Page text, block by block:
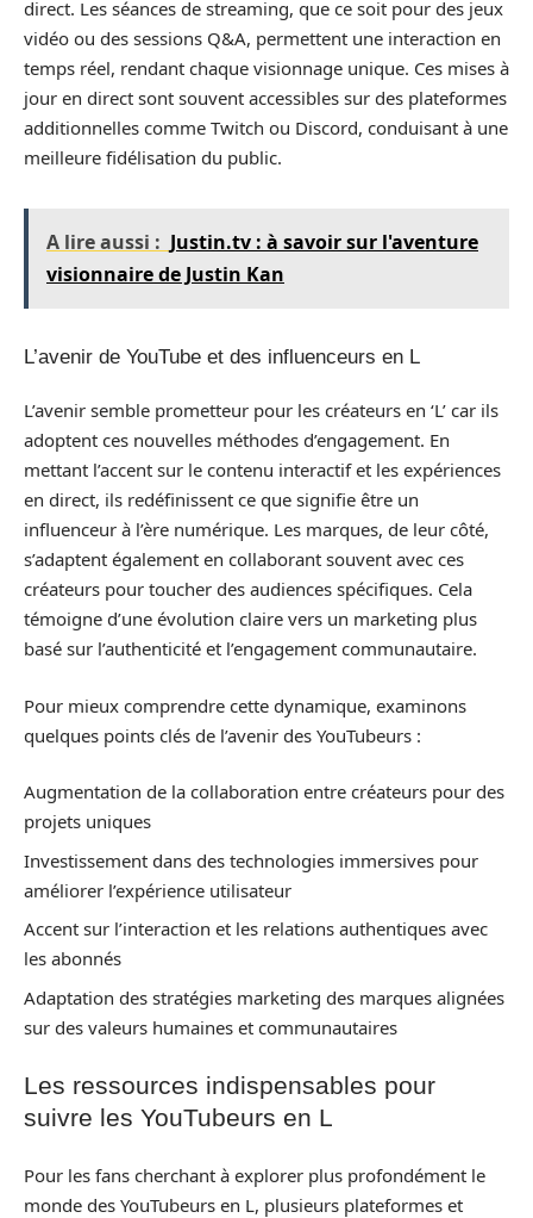
direct. Les séances de streaming, que ce soit pour des jeux
vidéo ou des sessions Q&A, permettent une interaction en
temps réel, rendant chaque visionnage unique. Ces mises à
jour en direct sont souvent accessibles sur des plateformes
additionnelles comme Twitch ou Discord, conduisant à une
meilleure fidélisation du public.
A lire aussi : Justin.tv : à savoir sur l'aventure
visionnaire de Justin Kan
L’avenir de YouTube et des influenceurs en L
L’avenir semble prometteur pour les créateurs en ‘L’ car ils
adoptent ces nouvelles méthodes d’engagement. En
mettant l’accent sur le contenu interactif et les expériences
en direct, ils redéfinissent ce que signifie être un
influenceur à l’ère numérique. Les marques, de leur côté,
s’adaptent également en collaborant souvent avec ces
créateurs pour toucher des audiences spécifiques. Cela
témoigne d’une évolution claire vers un marketing plus
basé sur l’authenticité et l’engagement communautaire.
Pour mieux comprendre cette dynamique, examinons
quelques points clés de l’avenir des YouTubeurs :
Augmentation de la collaboration entre créateurs pour des
projets uniques
Investissement dans des technologies immersives pour
améliorer l’expérience utilisateur
Accent sur l’interaction et les relations authentiques avec
les abonnés
Adaptation des stratégies marketing des marques alignées
sur des valeurs humaines et communautaires
Les ressources indispensables pour
suivre les YouTubeurs en L
Pour les fans cherchant à explorer plus profondément le
monde des YouTubeurs en L, plusieurs plateformes et